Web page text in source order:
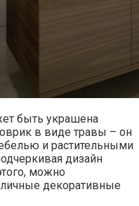
быть украшена
в виде травы – он
и растительными
дизайн
можно
декоративные